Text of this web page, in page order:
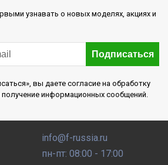
узнавать о новых моделях, акциях и
Подписаться
вы даете согласие на обработку
информационных сообщений.
info@f-russia.ru
пн-пт: 08:00 - 17:00